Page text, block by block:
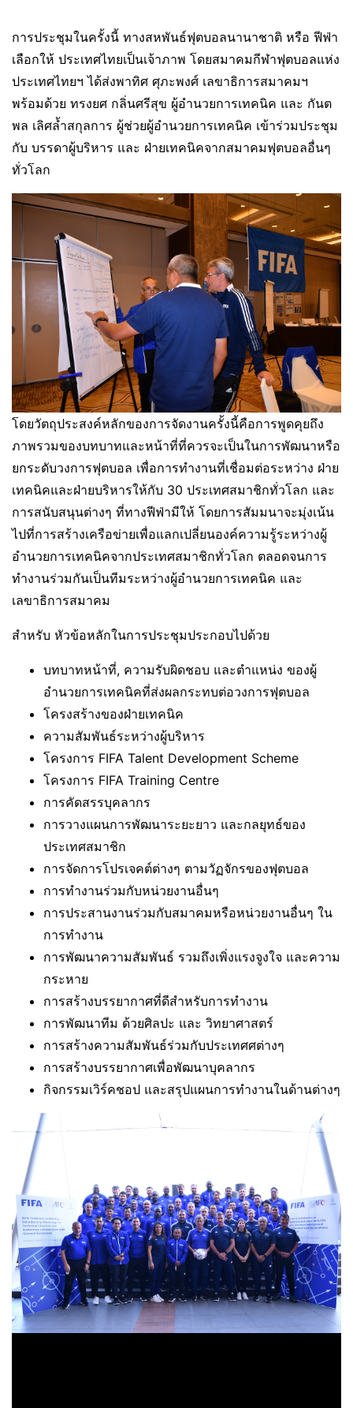
การประชุมในครั้งนี้ ทางสหพันธ์ฟุตบอลนานาชาติ หรือ ฟีฟ่า
เลือกให้ ประเทศไทยเป็นเจ้าภาพ โดยสมาคมกีฬาฟุตบอลแห่ง
ประเทศไทยฯ ได้ส่งพาทิศ ศุภะพงศ์ เลขาธิการสมาคมฯ
พร้อมด้วย ทรงยศ กลิ่นศรีสุข ผู้อำนวยการเทคนิค และ กันต
พล เลิศล้ำสกุลการ ผู้ช่วยผู้อำนวยการเทคนิค เข้าร่วมประชุม
กับ บรรดาผู้บริหาร และ ฝ่ายเทคนิคจากสมาคมฟุตบอลอื่นๆ
ทั่วโลก
โดยวัตถุประสงค์หลักของการจัดงานครั้งนี้คือการพูดคุยถึง
ภาพรวมของบทบาทและหน้าที่ที่ควรจะเป็นในการพัฒนาหรือ
ยกระดับวงการฟุตบอล เพื่อการทำงานที่เชื่อมต่อระหว่าง ฝ่าย
เทคนิคและฝ่ายบริหารให้กับ 30 ประเทศสมาชิกทั่วโลก และ
การสนับสนุนต่างๆ ที่ทางฟีฟ่ามีให้ โดยการสัมมนาจะมุ่งเน้น
ไปที่การสร้างเครือข่ายเพื่อแลกเปลี่ยนองค์ความรู้ระหว่างผู้
อำนวยการเทคนิคจากประเทศสมาชิกทั่วโลก ตลอดจนการ
ทำงานร่วมกันเป็นทีมระหว่างผู้อำนวยการเทคนิค และ
เลขาธิการสมาคม
สำหรับ หัวข้อหลักในการประชุมประกอบไปด้วย
บทบาทหน้าที่, ความรับผิดชอบ และตำแหน่ง ของผู้
อำนวยการเทคนิคที่ส่งผลกระทบต่อวงการฟุตบอล
โครงสร้างของฝ่ายเทคนิค
ความสัมพันธ์ระหว่างผู้บริหาร
โครงการ FIFA Talent Development Scheme
โครงการ FIFA Training Centre
การคัดสรรบุคลากร
การวางแผนการพัฒนาระยะยาว และกลยุทธ์ของ
ประเทศสมาชิก
การจัดการโปรเจคต์ต่างๆ ตามวัฏจักรของฟุตบอล
การทำงานร่วมกับหน่วยงานอื่นๆ
การประสานงานร่วมกับสมาคมหรือหน่วยงานอื่นๆ ใน
การทำงาน
การพัฒนาความสัมพันธ์ รวมถึงเพิ่งแรงจูงใจ และความ
กระหาย
การสร้างบรรยากาศที่ดีสำหรับการทำงาน
การพัฒนาทีม ด้วยศิลปะ และ วิทยาศาสตร์
การสร้างความสัมพันธ์ร่วมกับประเทศศต่างๆ
การสร้างบรรยากาศเพื่อพัฒนาบุคลากร
กิจกรรมเวิร์คชอป และสรุปแผนการทำงานในด้านต่างๆ